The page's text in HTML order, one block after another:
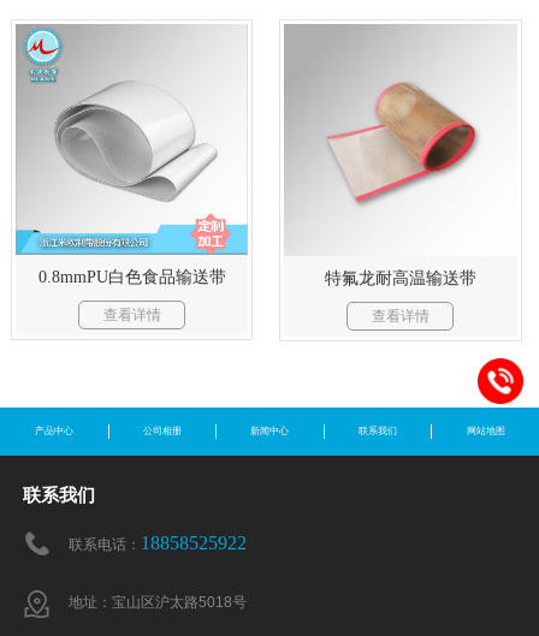
0.8mmPU白色食品输送带
查看详情
特氟龙耐高温输送带
查看详情
产品中心 公司相册 新闻中心 联系我们 网站地图
联系我们
联系电话： 18858525922
地址：宝山区沪太路5018号